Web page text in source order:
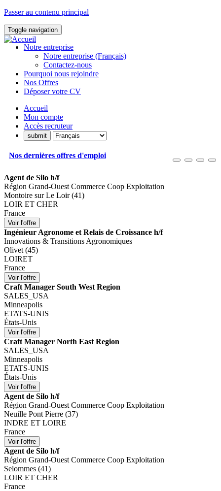
Passer au contenu principal
Toggle navigation
Notre entreprise
Notre entreprise (Français)
Contactez-nous
Pourquoi nous rejoindre
Nos Offres
Déposer votre CV
Accueil
Mon compte
Accès recruteur
Nos dernières offres d'emploi
Agent de Silo h/f
Région Grand-Ouest Commerce Coop Exploitation
Montoire sur Le Loir (41)
LOIR ET CHER
France
Ingénieur Agronome et Relais de Croissance h/f
Innovations & Transitions Agronomiques
Olivet (45)
LOIRET
France
Craft Manager South West Region
SALES_USA
Minneapolis
ETATS-UNIS
États-Unis
Craft Manager North East Region
SALES_USA
Minneapolis
ETATS-UNIS
États-Unis
Agent de Silo h/f
Région Grand-Ouest Commerce Coop Exploitation
Neuille Pont Pierre (37)
INDRE ET LOIRE
France
Agent de Silo h/f
Région Grand-Ouest Commerce Coop Exploitation
Selommes (41)
LOIR ET CHER
France